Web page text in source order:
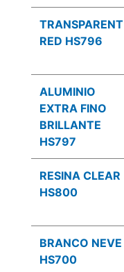
TRANSPARENT
RED HS796
ALUMINIO
EXTRA FINO
BRILLANTE
HS797
RESINA CLEAR
HS800
BRANCO NEVE
HS700